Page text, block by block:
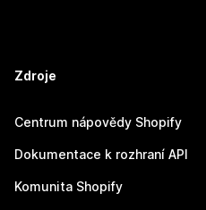
Zdroje
Centrum nápovědy Shopify
Dokumentace k rozhraní API
Komunita Shopify